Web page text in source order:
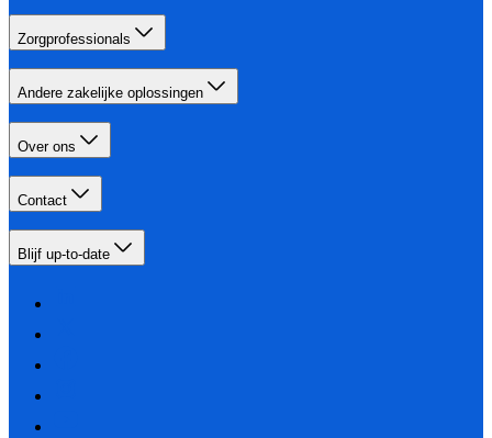
Zorgprofessionals
Andere zakelijke oplossingen
Over ons
Contact
Blijf up-to-date